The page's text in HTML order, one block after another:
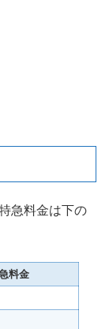
急料金は下の
料金